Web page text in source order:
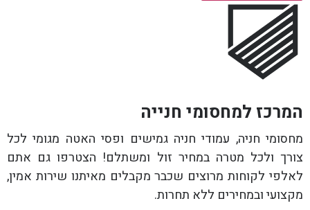
המרכז למחסומי חנייה
מחסומי חניה, עמודי חניה גמישים ופסי האטה מגומי לכל
צורך ולכל מטרה במחיר זול ומשתלם! הצטרפו גם אתם
לאלפי לקוחות מרוצים שכבר מקבלים מאיתנו שירות אמין,
מקצועי ובמחירים ללא תחרות.